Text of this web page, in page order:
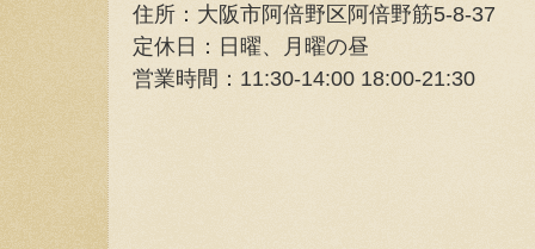
住所：大阪市阿倍野区阿倍野筋5-8-37
定休日：日曜、月曜の昼
営業時間：11:30-14:00 18:00-21:30